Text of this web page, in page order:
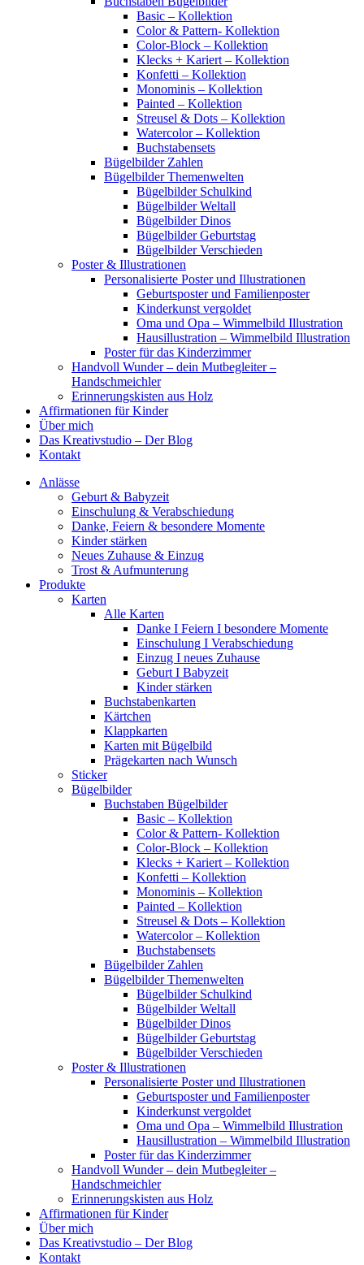
Basic – Kollektion
Color & Pattern- Kollektion
Color-Block – Kollektion
Klecks + Kariert – Kollektion
Konfetti – Kollektion
Monominis – Kollektion
Painted – Kollektion
Streusel & Dots – Kollektion
Watercolor – Kollektion
Buchstabensets
Bügelbilder Zahlen
Bügelbilder Themenwelten
Bügelbilder Schulkind
Bügelbilder Weltall
Bügelbilder Dinos
Bügelbilder Geburtstag
Bügelbilder Verschieden
Poster & Illustrationen
Personalisierte Poster und Illustrationen
Geburtsposter und Familienposter
Kinderkunst vergoldet
Oma und Opa – Wimmelbild Illustration
Hausillustration – Wimmelbild Illustration
Poster für das Kinderzimmer
Handvoll Wunder – dein Mutbegleiter –
Handschmeichler
Erinnerungskisten aus Holz
Affirmationen für Kinder
Über mich
Das Kreativstudio – Der Blog
Kontakt
Anlässe
Geburt & Babyzeit
Einschulung & Verabschiedung
Danke, Feiern & besondere Momente
Kinder stärken
Neues Zuhause & Einzug
Trost & Aufmunterung
Produkte
Karten
Alle Karten
Danke I Feiern I besondere Momente
Einschulung I Verabschiedung
Einzug I neues Zuhause
Geburt I Babyzeit
Kinder stärken
Buchstabenkarten
Kärtchen
Klappkarten
Karten mit Bügelbild
Prägekarten nach Wunsch
Sticker
Bügelbilder
Buchstaben Bügelbilder
Basic – Kollektion
Color & Pattern- Kollektion
Color-Block – Kollektion
Klecks + Kariert – Kollektion
Konfetti – Kollektion
Monominis – Kollektion
Painted – Kollektion
Streusel & Dots – Kollektion
Watercolor – Kollektion
Buchstabensets
Bügelbilder Zahlen
Bügelbilder Themenwelten
Bügelbilder Schulkind
Bügelbilder Weltall
Bügelbilder Dinos
Bügelbilder Geburtstag
Bügelbilder Verschieden
Poster & Illustrationen
Personalisierte Poster und Illustrationen
Geburtsposter und Familienposter
Kinderkunst vergoldet
Oma und Opa – Wimmelbild Illustration
Hausillustration – Wimmelbild Illustration
Poster für das Kinderzimmer
Handvoll Wunder – dein Mutbegleiter –
Handschmeichler
Erinnerungskisten aus Holz
Affirmationen für Kinder
Über mich
Das Kreativstudio – Der Blog
Kontakt